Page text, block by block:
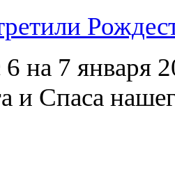
на 7 января
и Спаса